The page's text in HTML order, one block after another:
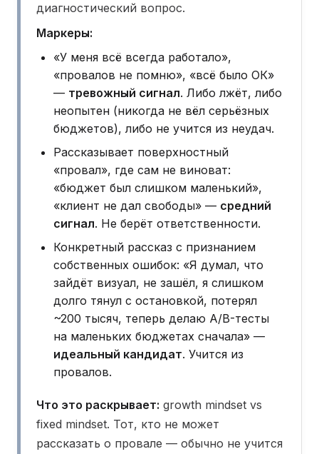
диагностический вопрос.
Маркеры:
«У меня всё всегда работало»,
«провалов не помню», «всё было ОК»
— тревожный сигнал. Либо лжёт, либо
неопытен (никогда не вёл серьёзных
бюджетов), либо не учится из неудач.
Рассказывает поверхностный
«провал», где сам не виноват:
«бюджет был слишком маленький»,
«клиент не дал свободы» — средний
сигнал. Не берёт ответственности.
Конкретный рассказ с признанием
собственных ошибок: «Я думал, что
зайдёт визуал, не зашёл, я слишком
долго тянул с остановкой, потерял
~200 тысяч, теперь делаю A/B-тесты
на маленьких бюджетах сначала» —
идеальный кандидат. Учится из
провалов.
Что это раскрывает: growth mindset vs
fixed mindset. Тот, кто не может
рассказать о провале — обычно не учится